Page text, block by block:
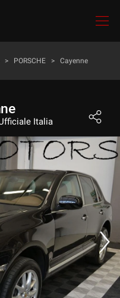
> PORSCHE > Cayenne
Italia